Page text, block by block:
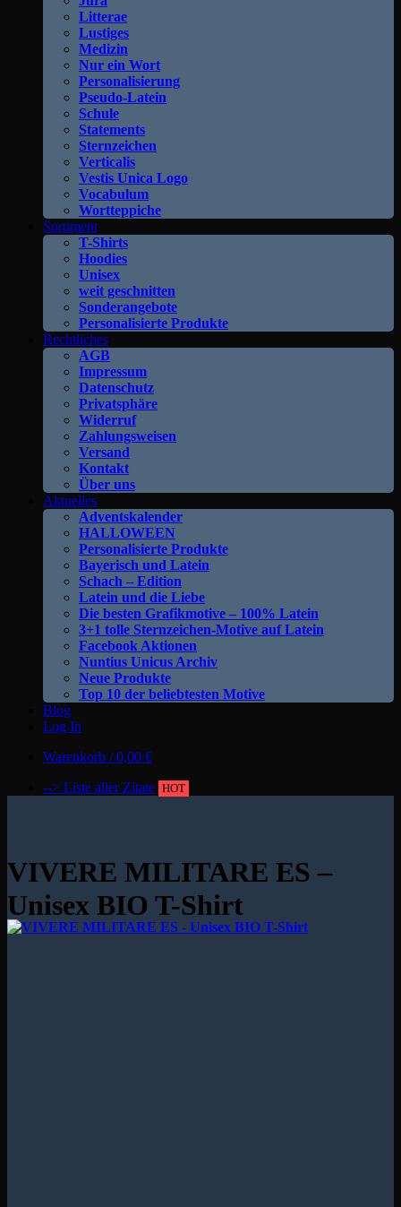
Litterae
Lustiges
Medizin
Nur ein Wort
Personalisierung
Pseudo-Latein
Schule
Statements
Sternzeichen
Verticalis
Vestis Unica Logo
Vocabulum
Wortteppiche
Sortiment
T-Shirts
Hoodies
Unisex
weit geschnitten
Sonderangebote
Personalisierte Produkte
Rechtliches
AGB
Impressum
Datenschutz
Privatsphäre
Widerruf
Zahlungsweisen
Versand
Kontakt
Über uns
Aktuelles
Adventskalender
HALLOWEEN
Personalisierte Produkte
Bayerisch und Latein
Schach – Edition
Latein und die Liebe
Die besten Grafikmotive – 100% Latein
3+1 tolle Sternzeichen-Motive auf Latein
Facebook Aktionen
Nuntius Unicus Archiv
Neue Produkte
Top 10 der beliebtesten Motive
Blog
Log In
Warenkorb /0,00 €
--> Liste aller Zitate HOT
VIVERE MILITARE ES –
Unisex BIO T-Shirt